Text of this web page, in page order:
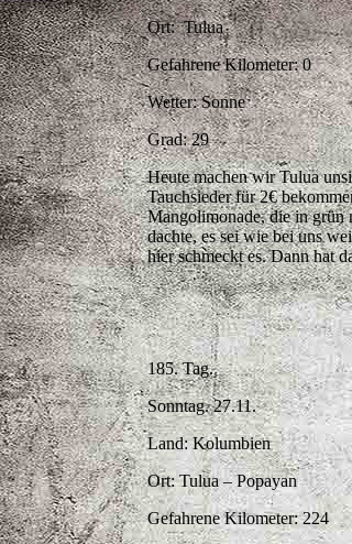
Ort: Tulua
Gefahrene Kilometer: 0
Wetter: Sonne
Grad: 29
Heute machen wir Tulua
Tauchsieder für 2€
Mangolimonade, die in grün
dachte, es sei wie bei uns
hier schmeckt es. Dann hat
185. Tag.
Sonntag. 27.11.
Land: Kolumbien
Ort: Tulua – Popayan
Gefahrene Kilometer: 224